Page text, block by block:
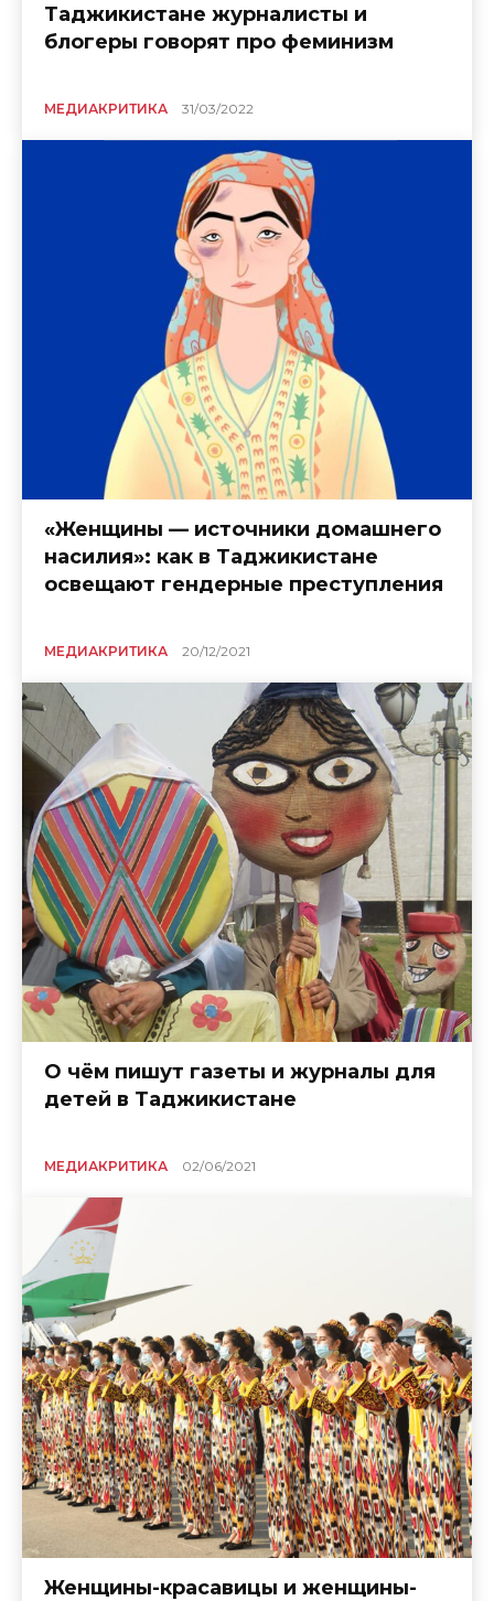
Таджикистане журналисты и
блогеры говорят про феминизм
МЕДИАКРИТИКА 31/03/2022
«Женщины — источники домашнего
насилия»: как в Таджикистане
освещают гендерные преступления
МЕДИАКРИТИКА 20/12/2021
О чём пишут газеты и журналы для
детей в Таджикистане
МЕДИАКРИТИКА 02/06/2021
Женщины-красавицы и женщины-